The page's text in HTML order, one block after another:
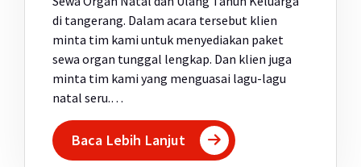
di tangerang. Dalam acara tersebut klien
minta tim kami untuk menyediakan paket
sewa organ tunggal lengkap. Dan klien juga
minta tim kami yang menguasai lagu-lagu
natal seru.…
Baca Lebih Lanjut